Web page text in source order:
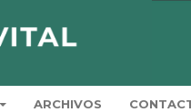
ARCHIVOS